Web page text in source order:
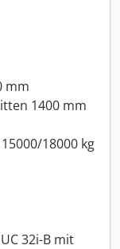
mm
1400 mm
18000 kg
32i-B mit